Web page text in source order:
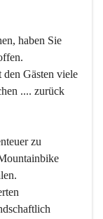
haben Sie
Gästen viele
.... zurück
zu